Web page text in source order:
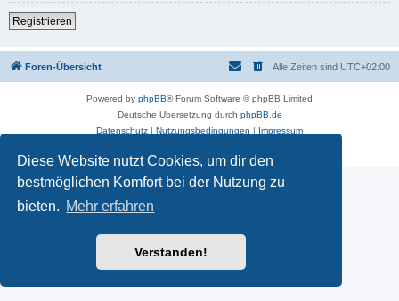
Diese Website nutzt Cookies, um dir den
bestmöglichen Komfort bei der Nutzung zu
bieten. Mehr erfahren
Verstanden!
Registrieren
Foren-Übersicht Alle Zeiten sind UTC+02:00
Powered by phpBB® Forum Software © phpBB Limited
Deutsche Übersetzung durch phpBB.de
Datenschutz | Nutzungsbedingungen | Impressum